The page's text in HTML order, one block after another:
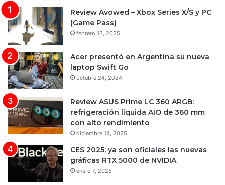
Review Avowed – Xbox Series X/S y PC
(Game Pass)
febrero 13, 2025
Acer presentó en Argentina su nueva
laptop Swift Go
octubre 24, 2024
Review ASUS Prime LC 360 ARGB:
refrigeración líquida AIO de 360 mm
con alto rendimiento
diciembre 14, 2025
CES 2025: ya son oficiales las nuevas
gráficas RTX 5000 de NVIDIA
enero 7, 2025